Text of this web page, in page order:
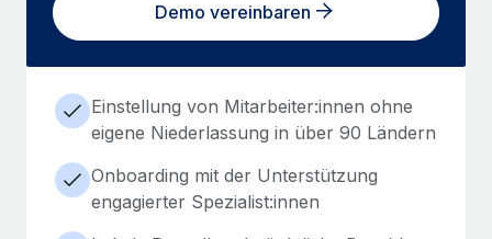
Demo vereinbaren
Einstellung von Mitarbeiter:innen ohne
eigene Niederlassung in über 90 Ländern
Onboarding mit der Unterstützung
engagierter Spezialist:innen